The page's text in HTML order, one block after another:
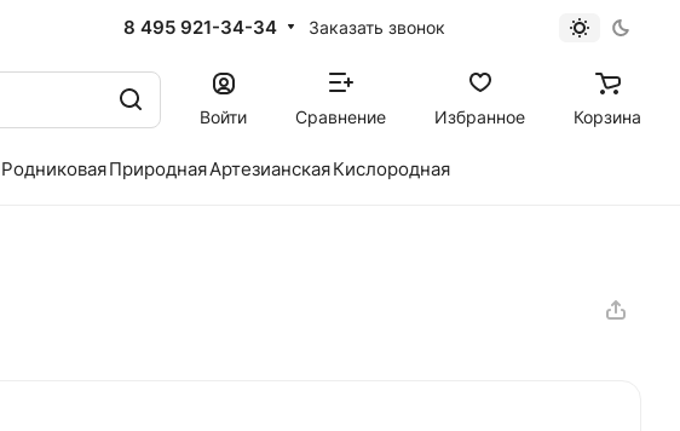
8 495 921-34-34 Заказать звонок
Войти Сравнение Избранное Корзина
РодниковаяПрироднаяАртезианскаяКислородная